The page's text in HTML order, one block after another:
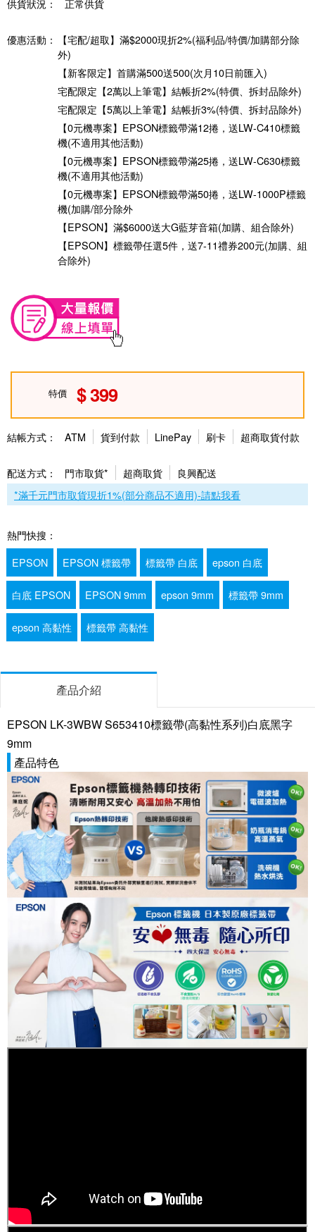
供貨狀況： 正常供貨
優惠活動：
【宅配/超取】滿$2000現折2%(福利品/特價/加購部分除
外)
【新客限定】首購滿500送500(次月10日前匯入)
宅配限定【2萬以上筆電】結帳折2%(特價、拆封品除外)
宅配限定【5萬以上筆電】結帳折3%(特價、拆封品除外)
【0元機專案】EPSON標籤帶滿12捲，送LW-C410標籤
機(不適用其他活動)
【0元機專案】EPSON標籤帶滿25捲，送LW-C630標籤
機(不適用其他活動)
【0元機專案】EPSON標籤帶滿50捲，送LW-1000P標籤
機(加購/部分除外
【EPSON】滿$6000送大G藍芽音箱(加購、組合除外)
【EPSON】標籤帶任選5件，送7-11禮券200元(加購、組
合除外)
特價 399
結帳方式： ATM 貨到付款 LinePay 刷卡 超商取貨付款
配送方式： 門市取貨* 超商取貨
良興配送
*滿千元門市取貨現折1%(部分商品不適用)-請點我看
熱門快搜：
EPSON
EPSON 標籤帶 標籤帶 白底 epson 白底
白底 EPSON EPSON 9mm epson 9mm 標籤帶 9mm
epson 高黏性 標籤帶 高黏性
產品介紹
EPSON LK-3WBW S653410標籤帶(高黏性系列)白底黑字
9mm
產品特色